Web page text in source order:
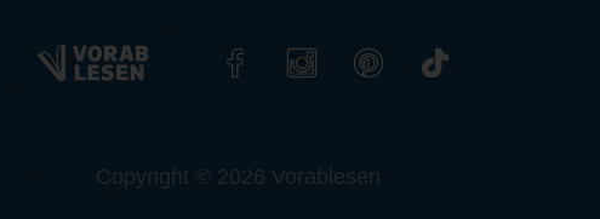
Copyright © 2026 Vorablesen